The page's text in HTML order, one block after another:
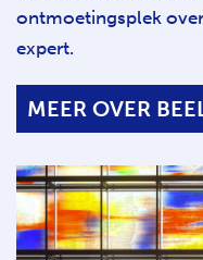
ontmoetingsplek
expert.
MEER OVER